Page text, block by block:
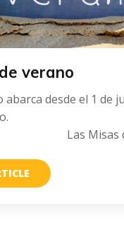
verano
abarca desde el 1 de
Las Misas